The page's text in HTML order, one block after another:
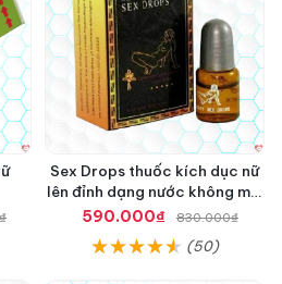
Sex Drops thuốc kích dục nữ
lên đỉnh dạng nước không mùi
cực mạnh
590.000₫ 830.000₫
(50)